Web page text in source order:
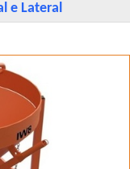
e Lateral